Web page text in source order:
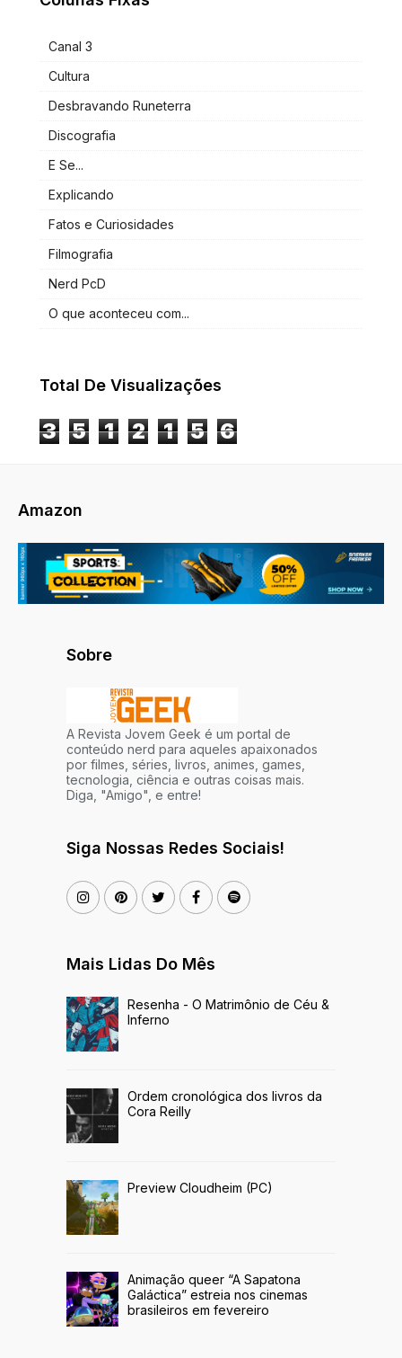
Canal 3
Cultura
Desbravando Runeterra
Discografia
E Se...
Explicando
Fatos e Curiosidades
Filmografia
Nerd PcD
O que aconteceu com...
Total De Visualizações
3 5 1 2 1 5 6
Amazon
Sobre
A Revista Jovem Geek é um portal de
conteúdo nerd para aqueles apaixonados
por filmes, séries, livros, animes, games,
tecnologia, ciência e outras coisas mais.
Diga, "Amigo", e entre!
Siga Nossas Redes Sociais!
Mais Lidas Do Mês
Resenha - O Matrimônio de Céu &
Inferno
Ordem cronológica dos livros da
Cora Reilly
Preview Cloudheim (PC)
Animação queer “A Sapatona
Galáctica” estreia nos cinemas
brasileiros em fevereiro